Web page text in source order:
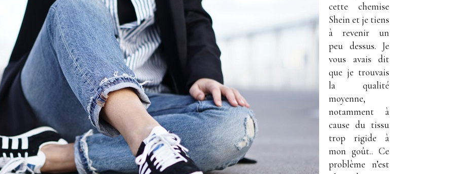
cette chemise
Shein et je tiens
à revenir un
peu dessus. Je
vous avais dit
que je trouvais
la qualité
moyenne,
notamment à
cause du tissu
trop rigide à
mon goût.. Ce
problème n’est